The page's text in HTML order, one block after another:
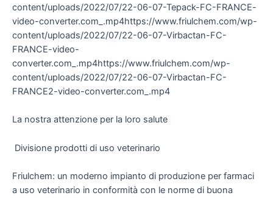
content/uploads/2022/07/22-06-07-Tepack-FC-FRANCE-
video-converter.com_.mp4https://www.friulchem.com/wp-
content/uploads/2022/07/22-06-07-Virbactan-FC-
FRANCE-video-
converter.com_.mp4https://www.friulchem.com/wp-
content/uploads/2022/07/22-06-07-Virbactan-FC-
FRANCE2-video-converter.com_.mp4
La nostra attenzione per la loro salute
Divisione prodotti di uso veterinario
Friulchem: un moderno impianto di produzione per farmaci
a uso veterinario in conformità con le norme di buona